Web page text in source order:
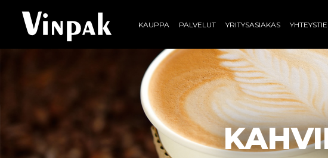
KAUPPA PALVELUT YRITYSASIAKAS